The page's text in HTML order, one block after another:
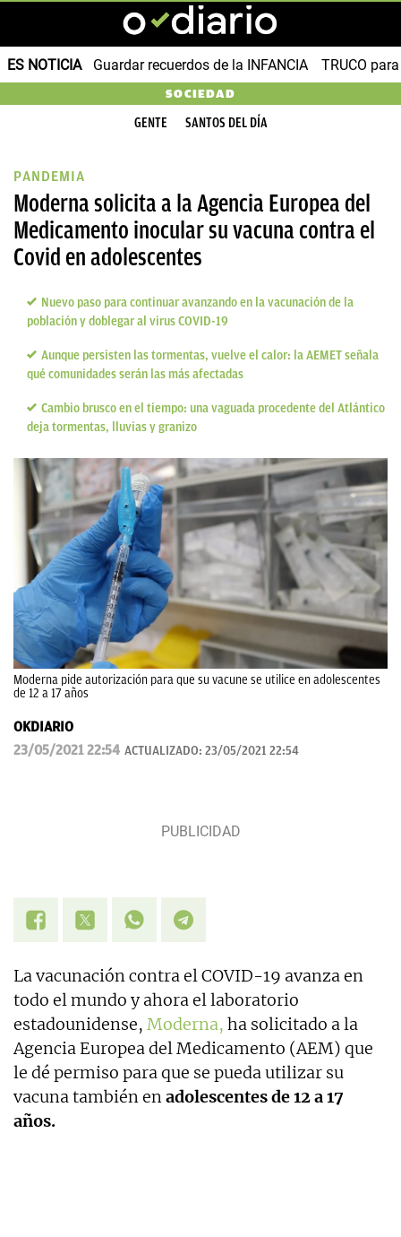
ES NOTICIA Guardar recuerdos de la INFANCIA TRUCO
SOCIEDAD
GENTE SANTOS DEL DÍA
PANDEMIA
Moderna solicita a la Agencia Europea del
Medicamento inocular su vacuna contra el
Covid en adolescentes
Nuevo paso para continuar avanzando en la vacunación de la
población y doblegar al virus COVID-19
Aunque persisten las tormentas, vuelve el calor: la AEMET señala
qué comunidades serán las más afectadas
Cambio brusco en el tiempo: una vaguada procedente del Atlántico
deja tormentas, lluvias y granizo
Moderna pide autorización para que su vacune se utilice en adolescentes
de 12 a 17 años
OKDIARIO
23/05/2021 22:54 ACTUALIZADO: 23/05/2021 22:54
La vacunación contra el COVID-19 avanza en
todo el mundo y ahora el laboratorio
estadounidense, Moderna, ha solicitado a la
Agencia Europea del Medicamento (AEM) que
le dé permiso para que se pueda utilizar su
vacuna también enadolescentes de 12 a 17
años.